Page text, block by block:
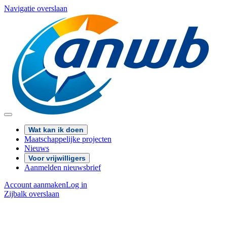
Navigatie overslaan
Wat kan ik doen
Maatschappelijke projecten
Nieuws
Voor vrijwilligers
Aanmelden nieuwsbrief
Account aanmakenLog in
Zijbalk overslaan